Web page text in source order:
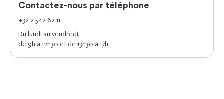
Contactez-nous par téléphone
+32 2 542 62 11
Du lundi au vendredi,
de 9h à 12h30 et de 13h30 à 17h